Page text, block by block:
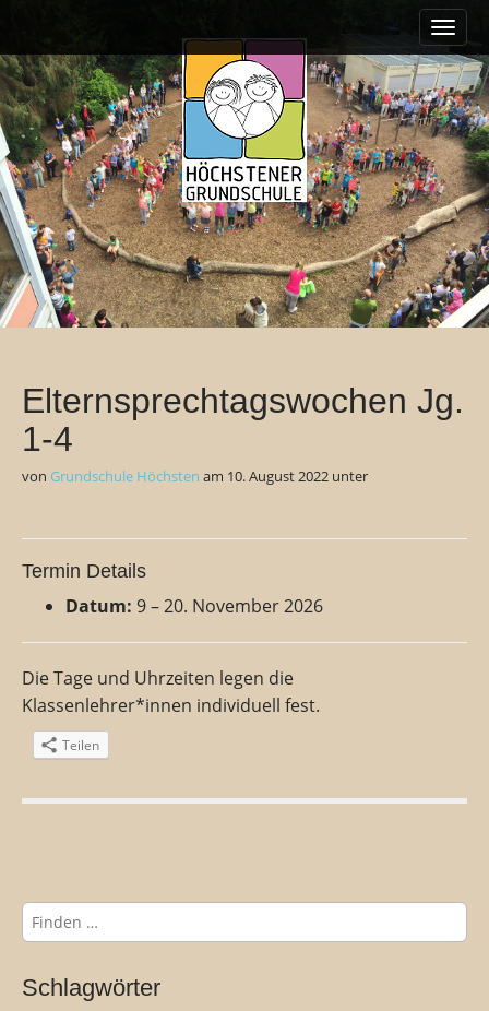
i
n
m
e
n
u
i
p
t
o
c
o
n
t
e
n
t
Elternsprechtagswochen Jg.
1-4
von Grundschule Höchsten am 10. August 2022 unter
Termin Details
Datum: 9–20. November 2026
Die Tage und Uhrzeiten legen die
Klassenlehrer*innen individuell fest.
Teilen
r
a
S
u
h
e
Schlagwörter